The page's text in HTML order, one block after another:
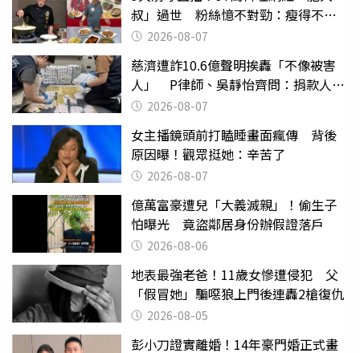
叔」過世 粉絲憶不對勁：瘦得不合
理 2026-08-07
慈濟遭詐10.6億聲明挨轟「不像被害
人」 P律師、吳靜怡齊問：捐款人有
權知道真相
2026-08-07
女主播鏡頭前打瞌睡畫面瘋傳 背後
原因曝！觀眾挺她：辛苦了
2026-08-07
億萬富豪遭兒「大義滅親」！偷生子
怕曝光 竟盜鄰居身份辦假證落戶
2026-08-06
地表最強老爸！11歲女慘遭侵犯 父
「假冒她」騙噁狼上門後連轟2槍復仇
2026-08-05
彭小刀證實離婚！14年豪門婚正式畫